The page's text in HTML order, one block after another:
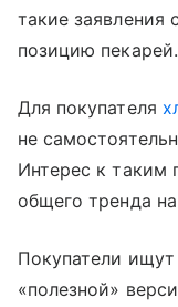
такие заявления
позицию пекарей.
Для покупателя
не
Интерес к таким
общего тренда
Покупатели
«полезной»